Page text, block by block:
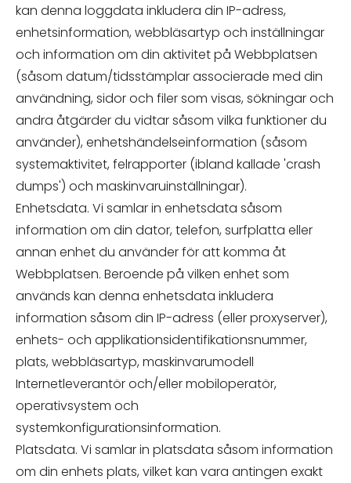
kan denna loggdata inkludera din IP-adress,
enhetsinformation, webbläsartyp och inställningar
och information om din aktivitet på Webbplatsen
(såsom datum/tidsstämplar associerade med din
användning, sidor och filer som visas, sökningar och
andra åtgärder du vidtar såsom vilka funktioner du
använder), enhetshändelseinformation (såsom
systemaktivitet, felrapporter (ibland kallade 'crash
dumps') och maskinvaruinställningar).
Enhetsdata. Vi samlar in enhetsdata såsom
information om din dator, telefon, surfplatta eller
annan enhet du använder för att komma åt
Webbplatsen. Beroende på vilken enhet som
används kan denna enhetsdata inkludera
information såsom din IP-adress (eller proxyserver),
enhets- och applikationsidentifikationsnummer,
plats, webbläsartyp, maskinvarumodell
Internetleverantör och/eller mobiloperatör,
operativsystem och
systemkonfigurationsinformation.
Platsdata. Vi samlar in platsdata såsom information
om din enhets plats, vilket kan vara antingen exakt